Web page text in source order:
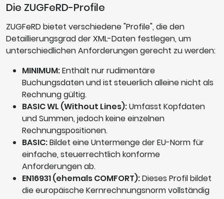
Die ZUGFeRD-Profile
ZUGFeRD bietet verschiedene "Profile", die den
Detaillierungsgrad der XML-Daten festlegen, um
unterschiedlichen Anforderungen gerecht zu werden:
MINIMUM:Enthält nur rudimentäre
Buchungsdaten und ist steuerlich alleine nicht als
Rechnung gültig.
BASIC WL (Without Lines):Umfasst Kopfdaten
und Summen, jedoch keine einzelnen
Rechnungspositionen.
BASIC:Bildet eine Untermenge der EU-Norm für
einfache, steuerrechtlich konforme
Anforderungen ab.
EN16931 (ehemals COMFORT):Dieses Profil bildet
die europäische Kernrechnungsnorm vollständig